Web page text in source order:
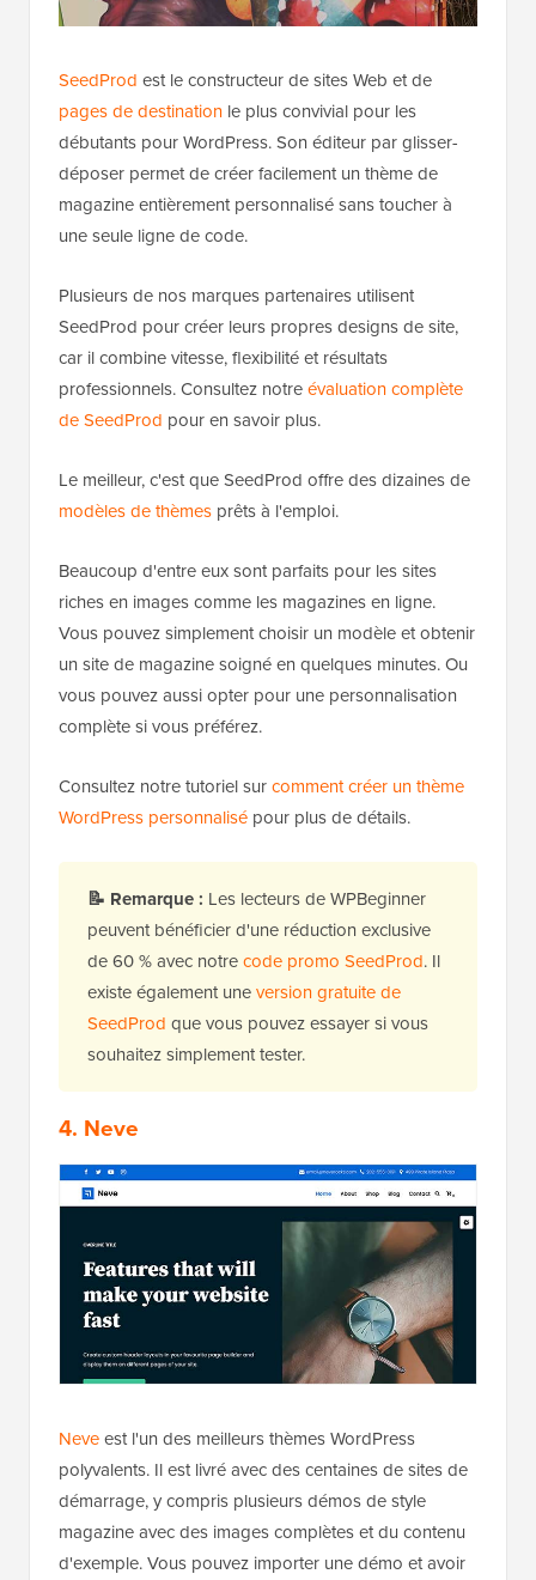
SeedProd est le constructeur de sites Web et de
pages de destination le plus convivial pour les
débutants pour WordPress. Son éditeur par glisser-
déposer permet de créer facilement un thème de
magazine entièrement personnalisé sans toucher à
une seule ligne de code.
Plusieurs de nos marques partenaires utilisent
SeedProd pour créer leurs propres designs de site,
car il combine vitesse, flexibilité et résultats
professionnels. Consultez notreévaluation complète
de SeedProd pour en savoir plus.
Le meilleur, c'est que SeedProd offre des dizaines de
modèles de thèmes prêts à l'emploi.
Beaucoup d'entre eux sont parfaits pour les sites
riches en images comme les magazines en ligne.
Vous pouvez simplement choisir un modèle et obtenir
un site de magazine soigné en quelques minutes. Ou
vous pouvez aussi opter pour une personnalisation
complète si vous préférez.
Consultez notre tutoriel surcomment créer un thème
WordPress personnalisé pour plus de détails.
📝 Remarque : Les lecteurs de WPBeginner
peuvent bénéficier d'une réduction exclusive
de 60 % avec notrecode promo SeedProd. Il
existe également uneversion gratuite de
SeedProd que vous pouvez essayer si vous
souhaitez simplement tester.
4. Neve
Neveest l'un des meilleurs thèmes WordPress
polyvalents. Il est livré avec des centaines de sites de
démarrage, y compris plusieurs démos de style
magazine avec des images complètes et du contenu
d'exemple. Vous pouvez importer une démo et avoir